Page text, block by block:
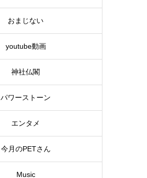
おまじない
youtube動画
神社仏閣
パワーストーン
エンタメ
今月のPETさん
Music